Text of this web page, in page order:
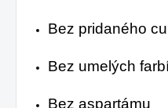
Bez pridaného
Bez umelých
Bez aspartámu